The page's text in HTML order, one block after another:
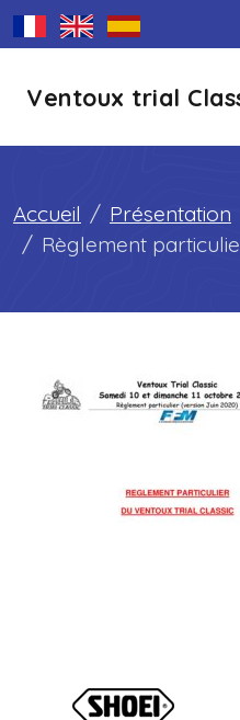
Ventoux trial
Accueil
Présentation
Règlement